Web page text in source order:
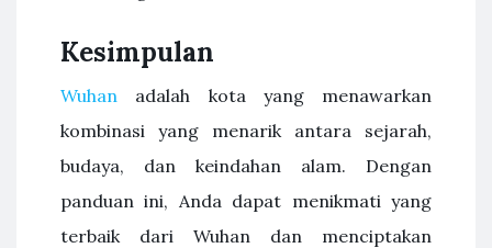
Kesimpulan
Wuhan adalah kota yang menawarkan
kombinasi yang menarik antara sejarah,
budaya, dan keindahan alam. Dengan
panduan ini, Anda dapat menikmati yang
terbaik dari Wuhan dan menciptakan